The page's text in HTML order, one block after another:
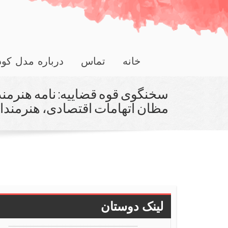
خانه تماس درباره مدل
سخنگوی قوه قضاییه: نامه
مظان اتهامات اقتصادی،
لینک دوستان